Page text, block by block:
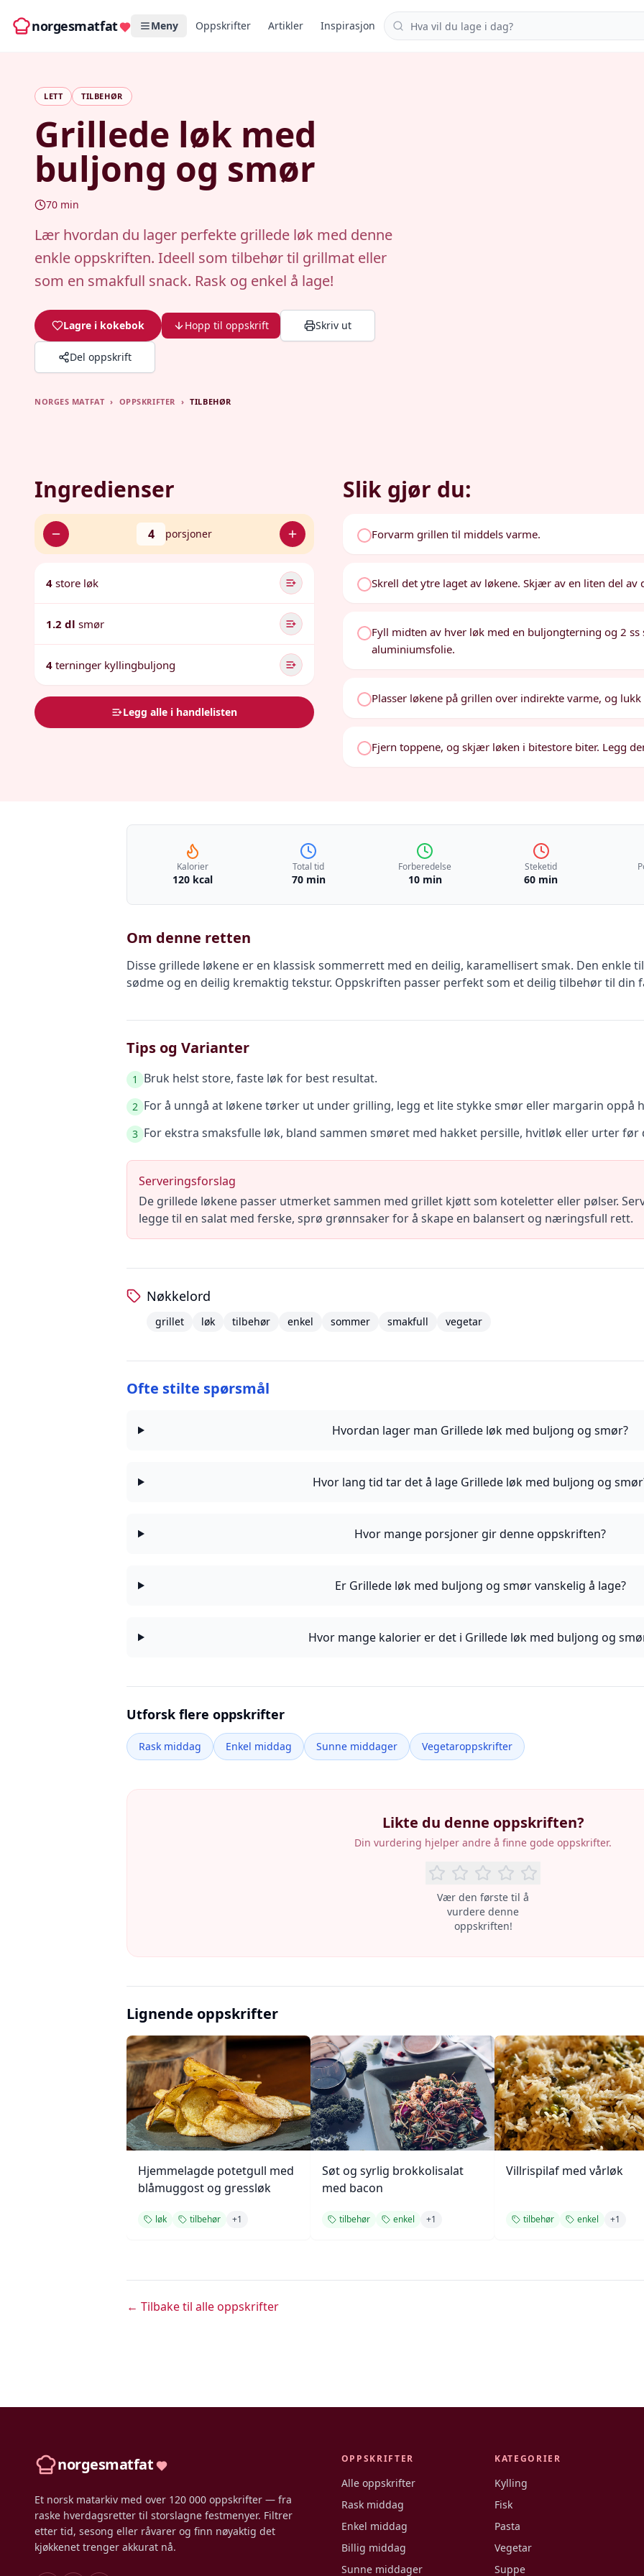
norgesmatfat Meny Oppskrifter Artikler Inspirasjon Søk i oppskrifter
LETT TILBEHØR
Grillede løk med
buljong og smør
70 min
Lær hvordan du lager perfekte grillede løk med denne
enkle oppskriften. Ideell som tilbehør til grillmat eller
som en smakfull snack. Rask og enkel å lage!
Lagre i kokebok Hopp til oppskrift Skriv ut
Del oppskrift
NORGES MATFAT › OPPSKRIFTER › TILBEHØR
Ingredienser
4 porsjoner
4 store løk
1.2 dl smør
4 terninger kyllingbuljong
Legg alle i handlelisten
Slik gjør du:
Forvarm grillen til middels varme.
Skrell det ytre laget av løkene. Skjær av en liten del
Fyll midten av hver løk med en buljongterning og 2
aluminiumsfolie.
Plasser løkene på grillen over indirekte varme, og
Fjern toppene, og skjær løken i bitestore biter. Legg
Kalorier
120 kcal
Total tid
70 min
Forberedelse
10 min
Steketid
60 min
Om denne retten
Disse grillede løkene er en klassisk sommerrett med en deilig, karamellisert smak. Den enkle
sødme og en deilig kremaktig tekstur. Oppskriften passer perfekt som et deilig tilbehør til
Tips og Varianter
1 Bruk helst store, faste løk for best resultat.
2 For å unngå at løkene tørker ut under grilling, legg et lite stykke smør eller margarin oppå
3 For ekstra smaksfulle løk, bland sammen smøret med hakket persille, hvitløk eller urter før
Serveringsforslag
De grillede løkene passer utmerket sammen med grillet kjøtt som koteletter eller pølser.
legge til en salat med ferske, sprø grønnsaker for å skape en balansert og næringsfull rett.
Nøkkelord
grillet løk tilbehør enkel sommer smakfull vegetar
Ofte stilte spørsmål
Hvordan lager man Grillede løk med buljong og smør?
Hvor lang tid tar det å lage Grillede løk med buljong og
Hvor mange porsjoner gir denne oppskriften?
Er Grillede løk med buljong og smør vanskelig å lage?
Hvor mange kalorier er det i Grillede løk med buljong og
Utforsk flere oppskrifter
Rask middag Enkel middag Sunne middager Vegetaroppskrifter
Likte du denne oppskriften?
Din vurdering hjelper andre å finne gode oppskrifter.
Vær den første til å
vurdere denne
oppskriften!
Lignende oppskrifter
Hjemmelagde potetgull med
blåmuggost og gressløk
løk tilbehør +1
Søt og syrlig brokkolisalat
med bacon
tilbehør enkel +1
Villrispilaf med vårløk
tilbehør enkel +1
← Tilbake til alle oppskrifter
norgesmatfat
Et norsk matarkiv med over 120 000 oppskrifter — fra
raske hverdagsretter til storslagne festmenyer. Filtrer
etter tid, sesong eller råvarer og finn nøyaktig det
kjøkkenet trenger akkurat nå.
OPPSKRIFTER
Alle oppskrifter
Rask middag
Enkel middag
Billig middag
Sunne middager
KATEGORIER
Kylling
Fisk
Pasta
Vegetar
Suppe